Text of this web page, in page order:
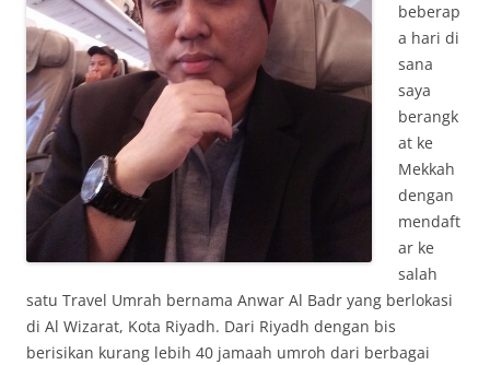
beberap
a hari di
sana
saya
berangk
at ke
Mekkah
dengan
mendaft
ar ke
salah
satu Travel Umrah bernama Anwar Al Badr yang berlokasi
di Al Wizarat, Kota Riyadh. Dari Riyadh dengan bis
berisikan kurang lebih 40 jamaah umroh dari berbagai